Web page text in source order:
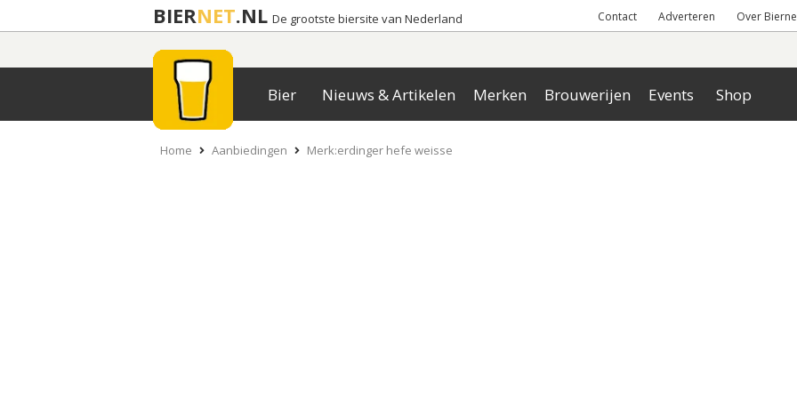
BIERNET.NL De grootste biersite van Nederland Contact Adverteren Over
Bier Nieuws & Artikelen Merken Brouwerijen Events Shop
Home Aanbiedingen Merk:erdinger hefe weisse